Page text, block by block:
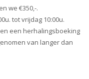
we €350,-.
tot vrijdag 10:00u.
een herhalingsboeking
van langer dan